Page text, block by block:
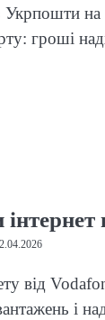
Укрпошти
гроші
від
і